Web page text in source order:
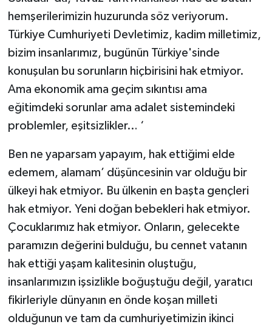
hemşerilerimizin huzurunda söz veriyorum.
Türkiye Cumhuriyeti Devletimiz, kadim milletimiz,
bizim insanlarımız, bugünün Türkiye'sinde
konuşulan bu sorunların hiçbirisini hak etmiyor.
Ama ekonomik ama geçim sıkıntısı ama
eğitimdeki sorunlar ama adalet sistemindeki
problemler, eşitsizlikler… ‘
Ben ne yaparsam yapayım, hak ettiğimi elde
edemem, alamam’ düşüncesinin var olduğu bir
ülkeyi hak etmiyor. Bu ülkenin en başta gençleri
hak etmiyor. Yeni doğan bebekleri hak etmiyor.
Çocuklarımız hak etmiyor. Onların, gelecekte
paramızın değerini bulduğu, bu cennet vatanın
hak ettiği yaşam kalitesinin oluştuğu,
insanlarımızın işsizlikle boğuştuğu değil, yaratıcı
fikirleriyle dünyanın en önde koşan milleti
olduğunun ve tam da cumhuriyetimizin ikinci